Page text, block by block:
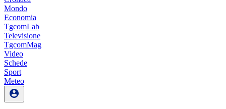
Mondo
Economia
TgcomLab
Televisione
TgcomMag
Video
Schede
Sport
Meteo